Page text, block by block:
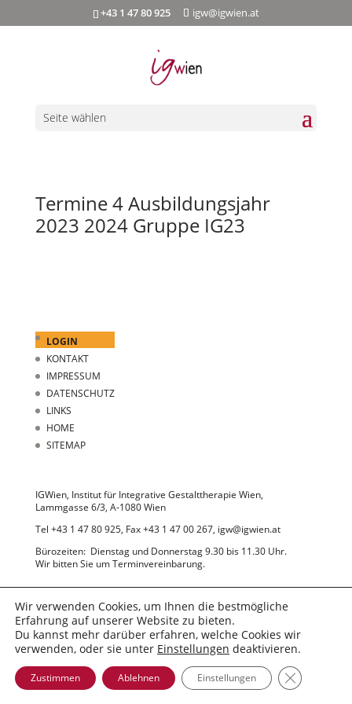
+43 1 47 80 925 igw@igwien.at
Seite wählen
Termine 4 Ausbildungsjahr
2023 2024 Gruppe IG23
LOGIN
KONTAKT
IMPRESSUM
DATENSCHUTZ
LINKS
HOME
SITEMAP
IGWien, Institut für Integrative Gestalttherapie Wien,
Lammgasse 6/3, A-1080 Wien
Tel +43 1 47 80 925, Fax +43 1 47 00 267, igw@igwien.at
Bürozeiten: Dienstag und Donnerstag 9.30 bis 11.30 Uhr.
Wir bitten Sie um Terminvereinbarung.
© 2022 IGWien
Wir verwenden Cookies, um Ihnen die bestmögliche
Erfahrung auf unserer Website zu bieten.
Du kannst mehr darüber erfahren, welche Cookies wir
verwenden, oder sie unter Einstellungen deaktivieren.
Zustimmen Ablehnen Einstellungen GDPR